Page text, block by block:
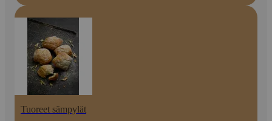
Tuoreet sämpylät